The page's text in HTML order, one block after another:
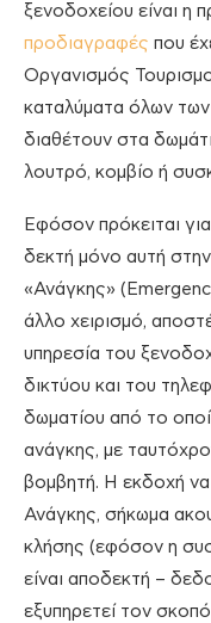
ξενοδοχείου είναι η
προδιαγραφές που
Οργανισμός
καταλύματα όλων των
διαθέτουν στα
λουτρό, κομβίο ή
Εφόσον πρόκειται
δεκτή μόνο αυτή
«Ανάγκης»
άλλο χειρισμό,
υπηρεσία του
δικτύου και του
δωματίου από το
ανάγκης, με
βομβητή. Η εκδοχή
Ανάγκης, σήκωμα
κλήσης (εφόσον η
είναι αποδεκτή –
εξυπηρετεί τον